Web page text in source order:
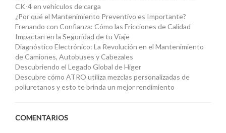
CK-4 en vehículos de carga
¿Por qué el Mantenimiento Preventivo es Importante?
Frenando con Confianza: Cómo las Fricciones de Calidad
Impactan en la Seguridad de tu Viaje
Diagnóstico Electrónico: La Revolución en el Mantenimiento
de Camiones, Autobuses y Cabezales
Descubriendo el Legado Global de Higer
Descubre cómo ATRO utiliza mezclas personalizadas de
poliuretanos y esto te brinda un mejor rendimiento
COMENTARIOS